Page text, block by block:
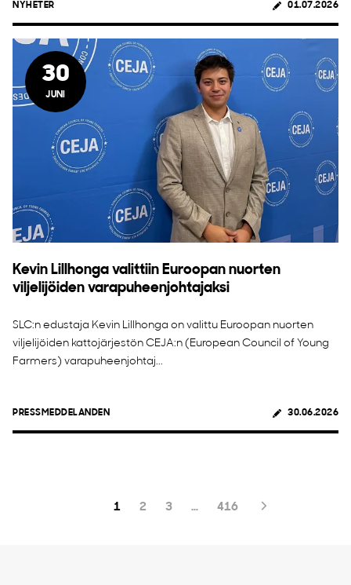
NYHETER 01.07.2026
30
JUNI
Kevin Lillhonga valittiin Euroopan nuorten
viljelijöiden varapuheenjohtajaksi
SLC:n edustaja Kevin Lillhonga on valittu Euroopan nuorten
viljelijöiden kattojärjestön CEJA:n (European Council of Young
Farmers) varapuheenjohtaj...
PRESSMEDDELANDEN 30.06.2026
1 2 3 … 416